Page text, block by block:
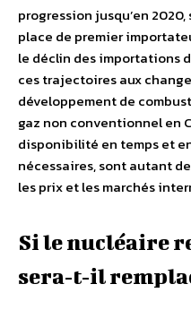
progression jusqu’en
place de premier
le déclin des importations
ces trajectoires aux
développement de
gaz non conventionnel en
disponibilité en temps et
nécessaires, sont autant
les prix et les marchés
Si le nucléaire
sera‐t‐il